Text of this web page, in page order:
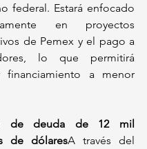
federal. Estará enfocado
en proyectos
de Pemex y el pago a
lo que permitirá
financiamiento a menor
de deuda de 12 mil
de dólaresA través del